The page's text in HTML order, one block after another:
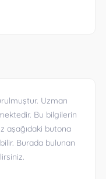
Uzman
Bu bilgilerin
aşağıdaki butona
Burada bulunan